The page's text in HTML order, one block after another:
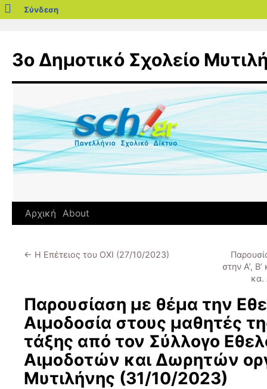
blogs.sch.gr
Σύνδεση
περιεχόμενο
3ο Δημοτικό Σχολείο
Αρχική About
← Η Επέτειος του ΟΧΙ (27/10/2023)
στην Α’,
κα.
Παρουσίαση με θέμα την
Αιμοδοσία στους μαθητές
τάξης από τον Σύλλογο
Αιμοδοτών και Δωρητών
Μυτιλήνης (31/10/2023)